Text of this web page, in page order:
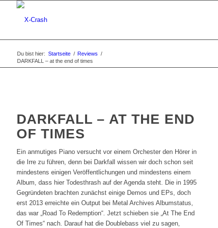
Du bist hier: Startseite / Reviews /
DARKFALL – at the end of times
DARKFALL – AT THE END
OF TIMES
Ein anmutiges Piano versucht vor einem Orchester den Hörer in
die Irre zu führen, denn bei Darkfall wissen wir doch schon seit
mindestens einigen Veröffentlichungen und mindestens einem
Album, dass hier Todesthrash auf der Agenda steht. Die in 1995
Gegründeten brachten zunächst einige Demos und EPs, doch
erst 2013 erreichte ein Output bei Metal Archives Albumstatus,
das war „Road To Redemption“. Jetzt schieben sie „At The End
Of Times“ nach. Darauf hat die Doublebass viel zu sagen,